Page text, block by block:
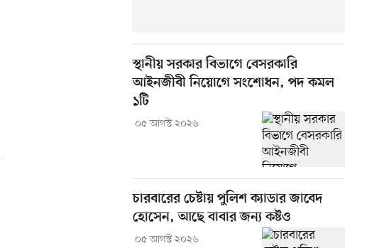
স্থানীয় সরকার বিভাগে বেসরকারি
আইনজীবী নিয়োগে সংশোধন, পদ কমল
১টি
০৫ আগস্ট ২০২৬
চারবারের চেষ্টায় পুলিশ ক্যাডার জাবেদ
হোসেন, আছে বাবার জন্য কষ্টও
০৫ আগস্ট ২০২৬